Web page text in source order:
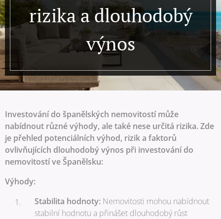
rizika a dlouhodobý
výnos
Investování do španělských nemovitostí může
nabídnout různé výhody, ale také nese určitá rizika. Zde
je přehled potenciálních výhod, rizik a faktorů
ovlivňujících dlouhodobý výnos při investování do
nemovitostí ve Španělsku:
Výhody:
Stabilita hodnoty: Nemovitosti mohou nabídnout
stabilní hodnotu a přinášet dlouhodobý růst